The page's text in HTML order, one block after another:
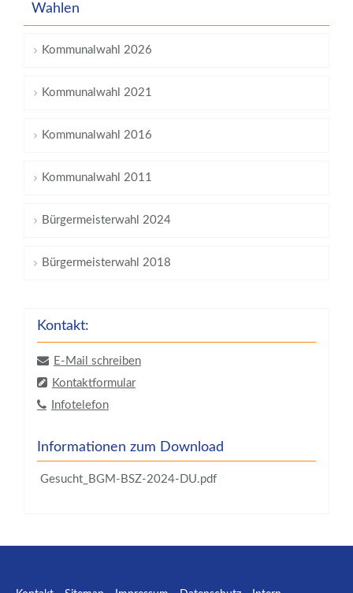
Wahlen
Kommunalwahl 2026
Kommunalwahl 2021
Kommunalwahl 2016
Kommunalwahl 2011
Bürgermeisterwahl 2024
Bürgermeisterwahl 2018
Kontakt:
E-Mail schreiben
Kontaktformular
Infotelefon
Informationen zum Download
Gesucht_BGM-BSZ-2024-DU.pdf